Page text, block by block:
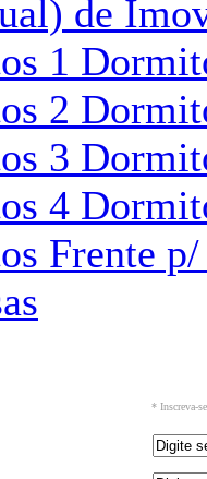
1
2
3
4
Frente
* Inscreva-